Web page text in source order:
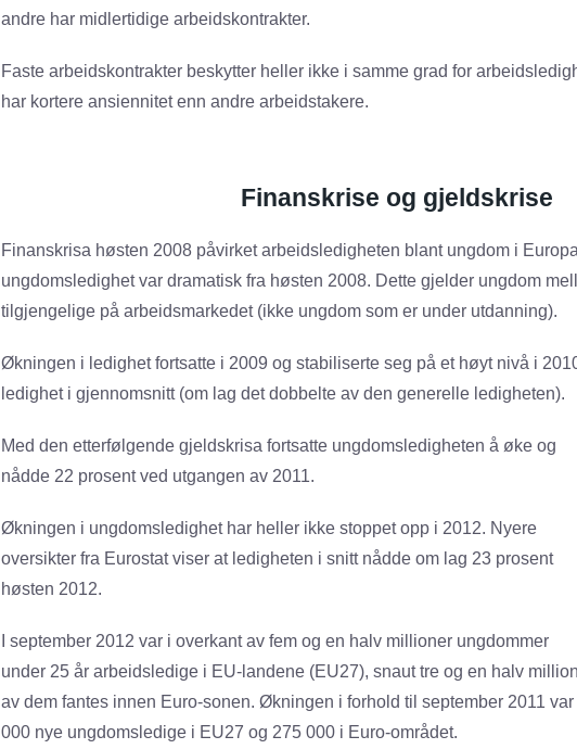
andre har midlertidige arbeidskontrakter.
Faste arbeidskontrakter beskytter heller ikke i samme grad for
har kortere ansiennitet enn andre arbeidstakere.
Finanskrise og gjeldskrise
Finanskrisa høsten 2008 påvirket arbeidsledigheten blant ungdom i
ungdomsledighet var dramatisk fra høsten 2008. Dette gjelder ungdom
tilgjengelige på arbeidsmarkedet (ikke ungdom som er under utdanning).
Økningen i ledighet fortsatte i 2009 og stabiliserte seg på et høyt nivå i
ledighet i gjennomsnitt (om lag det dobbelte av den generelle ledigheten).
Med den etterfølgende gjeldskrisa fortsatte ungdomsledigheten å øke og
nådde 22 prosent ved utgangen av 2011.
Økningen i ungdomsledighet har heller ikke stoppet opp i 2012. Nyere
oversikter fra Eurostat viser at ledigheten i snitt nådde om lag 23 prosent
høsten 2012.
I september 2012 var i overkant av fem og en halv millioner ungdommer
under 25 år arbeidsledige i EU-landene (EU27), snaut tre og en halv
av dem fantes innen Euro-sonen. Økningen i forhold til september 2011
000 nye ungdomsledige i EU27 og 275 000 i Euro-området.